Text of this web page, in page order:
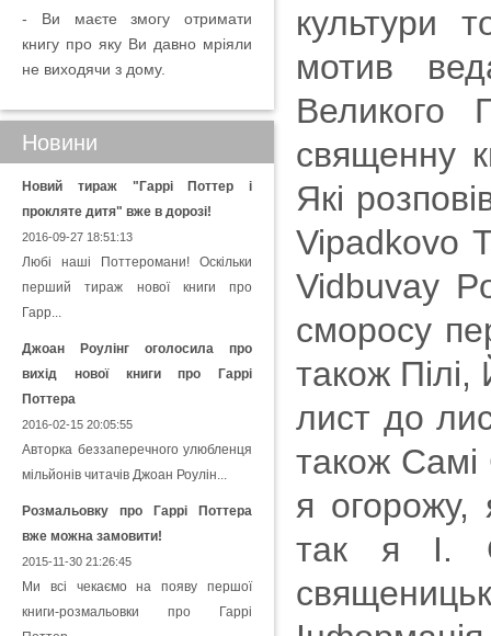
культури
мотив
Великого
священну
Які
Vipadkovo
Vidbuvay
сморосу
також
лист до
також Самі
я огорожу,
так я І.
- Ви маєте змогу отримати
книгу про яку Ви давно мріяли
не виходячи з дому.
Новини
Новий тираж "Гаррі Поттер і
прокляте дитя" вже в дорозі!
2016-09-27 18:51:13
Любі наші Поттеромани! Оскільки
перший тираж нової книги про
Гарр...
Джоан Роулінг оголосила про
вихід нової книги про Гаррі
Поттера
2016-02-15 20:05:55
Авторка беззаперечного улюбленця
мільйонів читачів Джоан Роулін...
Розмальовку про Гаррі Поттера
вже можна замовити!
2015-11-30 21:26:45
Ми всі чекаємо на появу першої
книги-розмальовки про Гаррі